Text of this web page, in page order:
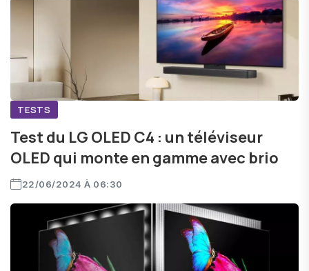
TESTS
Test du LG OLED C4 : un téléviseur
OLED qui monte en gamme avec brio
22/06/2024 À 06:30